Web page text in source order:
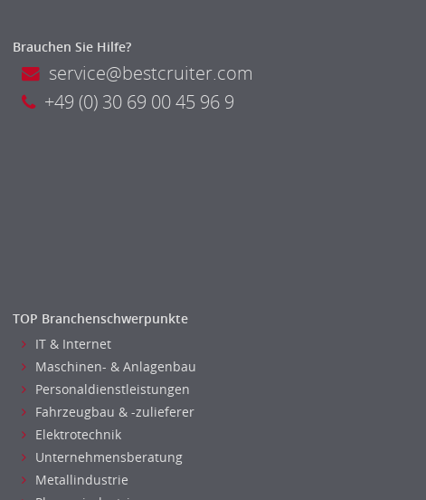
Brauchen Sie Hilfe?
service@bestcruiter.com
+49 (0) 30 69 00 45 96 9
TOP Branchenschwerpunkte
IT & Internet
Maschinen- & Anlagenbau
Personaldienstleistungen
Fahrzeugbau & -zulieferer
Elektrotechnik
Unternehmensberatung
Metallindustrie